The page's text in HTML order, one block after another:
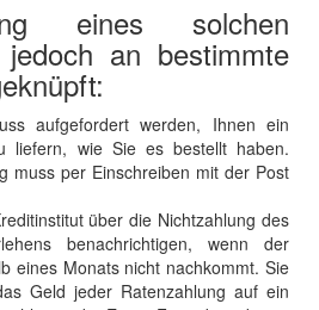
eines solchen
an bestimmte
aufgefordert werden, Ihnen ein
liefern, wie Sie es bestellt haben.
muss per Einschreiben mit der Post
über die Nichtzahlung des
benachrichtigen, wenn der
eines Monats nicht nachkommt. Sie
Geld jeder Ratenzahlung auf ein